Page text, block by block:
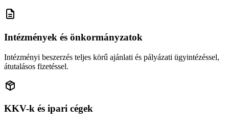
Intézmények és önkormányzatok
Intézményi beszerzés teljes körű ajánlati és pályázati ügyintézéssel,
átutalásos fizetéssel.
KKV-k és ipari cégek